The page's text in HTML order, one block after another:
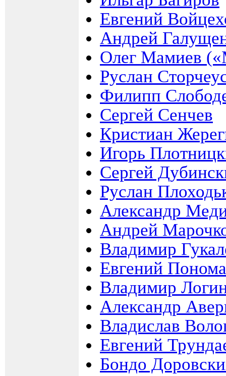
Евгений
Андрей
Олег Мамиев
Руслан
Филипп
Сергей Сенчев
Кристиан
Игорь
Сергей
Руслан
Александр
Андрей
Владимир
Евгений
Владимир
Александр
Владислав
Евгений
Бондо